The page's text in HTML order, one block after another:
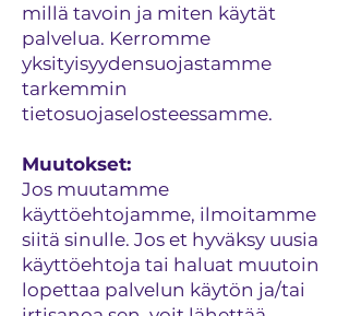
millä tavoin ja miten käytät
palvelua. Kerromme
yksityisyydensuojastamme
tarkemmin
tietosuojaselosteessamme.
Muutokset:
Jos muutamme
käyttöehtojamme, ilmoitamme
siitä sinulle. Jos et hyväksy uusia
käyttöehtoja tai haluat muutoin
lopettaa palvelun käytön ja/tai